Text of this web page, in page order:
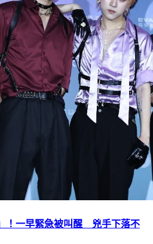
！一早緊急被叫醒 兇手下落不